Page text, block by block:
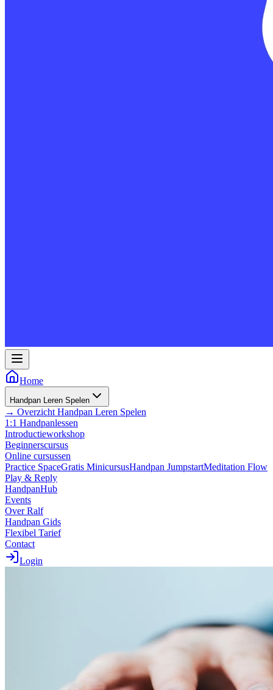
Home
Handpan Leren Spelen
→ Overzicht Handpan Leren Spelen
1:1 Handpanlessen
Introductieworkshop
Beginnerscursus
Online cursussen
Practice SpaceGratis MinicursusHandpan JumpstartMeditation Flow
Play & Reply
HandpanHub
Events
Over Ralf
Handpan Gids
Flexibel Tarief
Contact
Login